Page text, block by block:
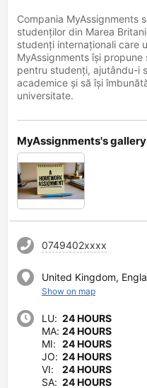
Compania MyAssignments
studenților din Marea
studenți internaționali care
MyAssignments își
pentru studenți, ajutându-i
academice și să își
universitate.
MyAssignments's gallery
0749402xxxx
United Kingdom,
Show on map
LU: 24 HOURS
MA: 24 HOURS
MI: 24 HOURS
JO: 24 HOURS
VI:
24 HOURS
SA: 24 HOURS